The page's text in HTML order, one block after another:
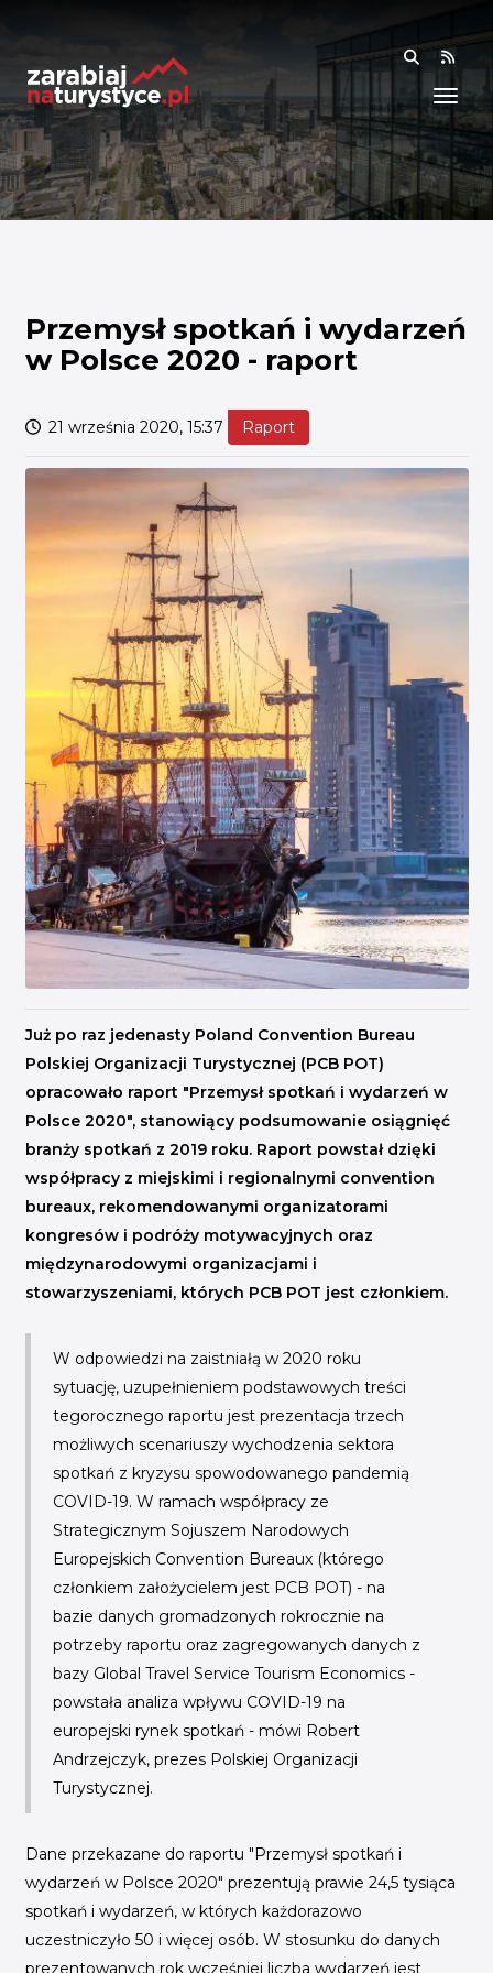
RSS
WIEDZA
ANALIZY I RAPORTY
BADANIA I DANE
AKADEMIA
SPOŁECZNOŚĆ
FINANSE I WSPARCIE
INICJATYWY BRANŻOWE
WYDARZENIA
KONFERENCJE I EVENTY
KONKURSY I NABORY
KALENDARZ WYDARZEŃ
HISTORIA SUKCESU
CASE STUDIES
KAMPANIA Z WYNIKAMI
Przemysł spotkań i wydarzeń
w Polsce 2020 - raport
21 września 2020, 15:37 Raport
Już po raz jedenasty Poland Convention Bureau
Polskiej Organizacji Turystycznej (PCB POT)
opracowało raport "Przemysł spotkań i wydarzeń w
Polsce 2020", stanowiący podsumowanie osiągnięć
branży spotkań z 2019 roku. Raport powstał dzięki
współpracy z miejskimi i regionalnymi convention
bureaux, rekomendowanymi organizatorami
kongresów i podróży motywacyjnych oraz
międzynarodowymi organizacjami i
stowarzyszeniami, których PCB POT jest członkiem.
W odpowiedzi na zaistniałą w 2020 roku
sytuację, uzupełnieniem podstawowych treści
tegorocznego raportu jest prezentacja trzech
możliwych scenariuszy wychodzenia sektora
spotkań z kryzysu spowodowanego pandemią
COVID-19. W ramach współpracy ze
Strategicznym Sojuszem Narodowych
Europejskich Convention Bureaux (którego
członkiem założycielem jest PCB POT) - na
bazie danych gromadzonych rokrocznie na
potrzeby raportu oraz zagregowanych danych z
bazy Global Travel Service Tourism Economics -
powstała analiza wpływu COVID-19 na
europejski rynek spotkań- mówi Robert
Andrzejczyk, prezes Polskiej Organizacji
Turystycznej.
Dane przekazane do raportu "Przemysł spotkań i
wydarzeń w Polsce 2020" prezentują prawie 24,5 tysiąca
spotkań i wydarzeń, w których każdorazowo
uczestniczyło 50 i więcej osób. W stosunku do danych
prezentowanych rok wcześniej liczba wydarzeń jest